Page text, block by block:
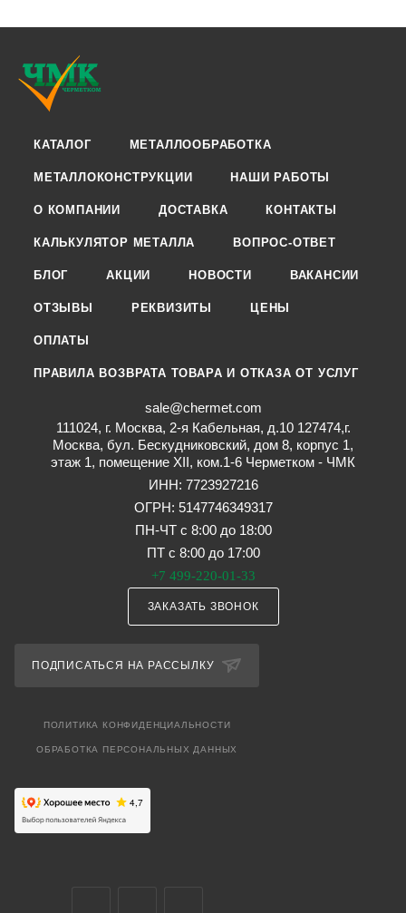
КАТАЛОГ МЕТАЛЛООБРАБОТКА
МЕТАЛЛОКОНСТРУКЦИИ НАШИ РАБОТЫ
О КОМПАНИИ ДОСТАВКА КОНТАКТЫ
КАЛЬКУЛЯТОР МЕТАЛЛА ВОПРОС-ОТВЕТ
БЛОГ АКЦИИ НОВОСТИ ВАКАНСИИ
ОТЗЫВЫ РЕКВИЗИТЫ ЦЕНЫ
ОПЛАТЫ
ПРАВИЛА ВОЗВРАТА ТОВАРА И ОТКАЗА ОТ УСЛУГ
sale@chermet.com
111024, г. Москва, 2-я Кабельная, д.10 127474,г.
Москва, бул. Бескудниковский, дом 8, корпус 1,
этаж 1, помещение XII, ком.1-6 Черметком - ЧМК
ИНН: 7723927216
ОГРН: 5147746349317
ПН-ЧТ с 8:00 до 18:00
ПТ с 8:00 до 17:00
+7 499-220-01-33
ЗАКАЗАТЬ ЗВОНОК
ПОДПИСАТЬСЯ НА РАССЫЛКУ
ПОЛИТИКА КОНФИДЕНЦИАЛЬНОСТИ
ОБРАБОТКА ПЕРСОНАЛЬНЫХ ДАННЫХ